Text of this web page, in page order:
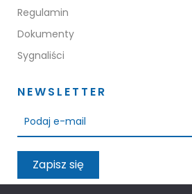
Regulamin
Dokumenty
Sygnaliści
NEWSLETTER
Zapisz się